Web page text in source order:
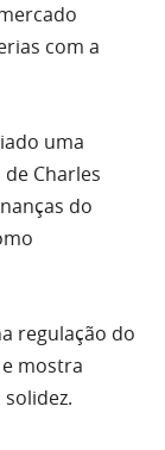
com a
uma
de Charles
do
regulação do
mostra